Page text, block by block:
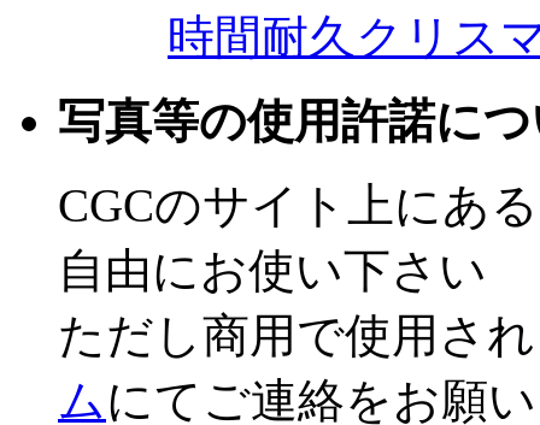
時間耐久クリス
写真等の使用許諾に
CGCのサイト上にあ
自由にお使い下さい
ただし商用で使用さ
ムにてご連絡をお願